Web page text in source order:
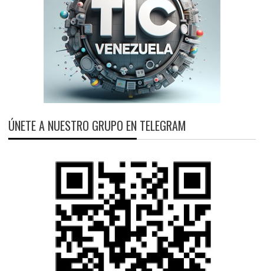
ÚNETE A NUESTRO GRUPO EN TELEGRAM